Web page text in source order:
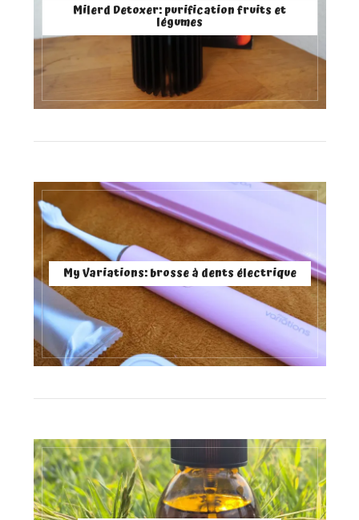
Milerd Detoxer: purification fruits et
légumes
My Variations: brosse à dents électrique